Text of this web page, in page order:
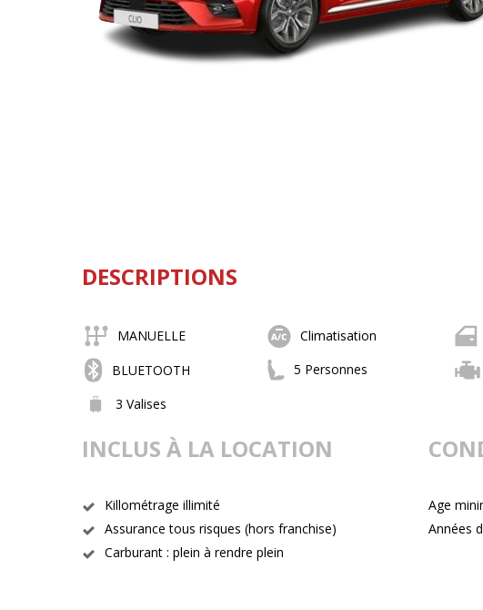
DESCRIPTIONS
MANUELLE Climatisation
BLUETOOTH
5 Personnes
3 Valises
INCLUS À LA LOCATION
Killométrage illimité
Assurance tous risques (hors franchise)
Carburant : plein à rendre plein
Age
Années